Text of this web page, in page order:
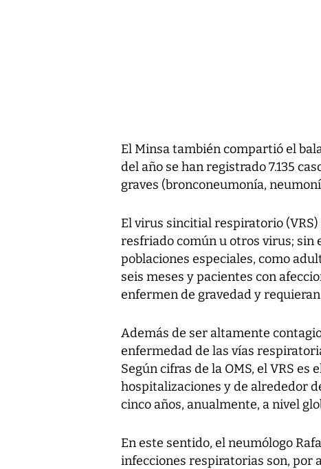
El Minsa también compartió el
del año se han registrado 7.135
graves (bronconeumonía,
El virus sincitial respiratorio
resfriado común u otros virus; sin
poblaciones especiales, como
seis meses y pacientes con
enfermen de gravedad y
Además de ser altamente
enfermedad de las vías
Según cifras de la OMS, el VRS
hospitalizaciones y de alrededor
cinco años, anualmente, a nivel
En este sentido, el neumólogo
infecciones respiratorias son, por